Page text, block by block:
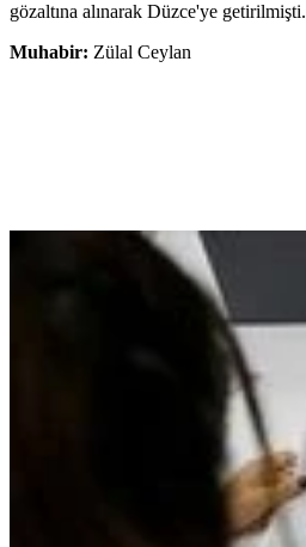
gözaltına alınarak Düzce'ye getirilmişti.
Muhabir: Zülal Ceylan